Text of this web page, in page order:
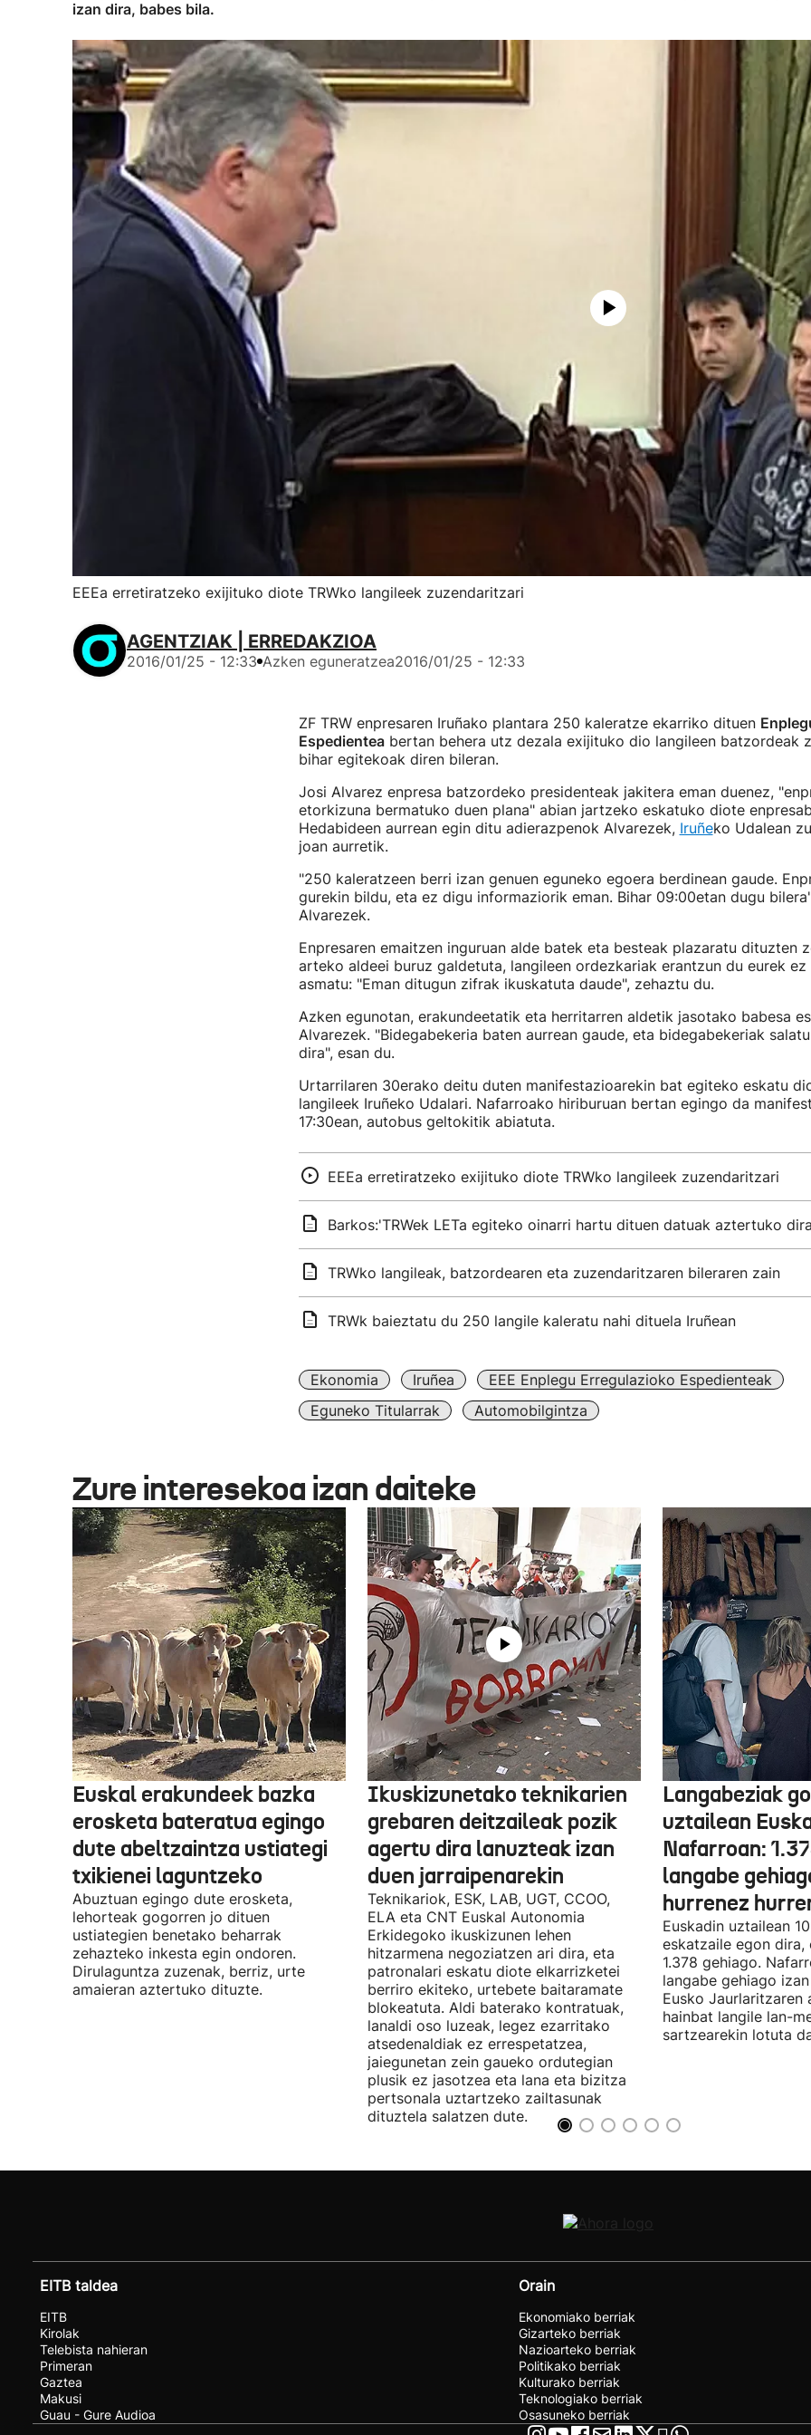
izan dira, babes bila.
EEEa erretiratzeko exijituko diote TRWko langileek zuzendaritzari
AGENTZIAK | ERREDAKZIOA
2016/01/25 - 12:33 Azken eguneratzea2016/01/25 - 12:33
ZF TRW enpresaren Iruñako plantara 250 kaleratze ekarriko dituen
Espedienteabertan behera utz dezala exijituko dio langileen batzordeak
bihar egitekoak diren bileran.
Josi Alvarez enpresa batzordeko presidenteak jakitera eman duenez,
etorkizuna bermatuko duen plana" abian jartzeko eskatuko diote
Hedabideen aurrean egin ditu adierazpenok Alvarezek, Iruñeko Udalean
joan aurretik.
"250 kaleratzeen berri izan genuen eguneko egoera berdinean gaude.
gurekin bildu, eta ez digu informaziorik eman. Bihar 09:00etan dugu
Alvarezek.
Enpresaren emaitzen inguruan alde batek eta besteak plazaratu dituzten
arteko aldeei buruz galdetuta, langileen ordezkariak erantzun du eurek
asmatu: "Eman ditugun zifrak ikuskatuta daude", zehaztu du.
Azken egunotan, erakundeetatik eta herritarren aldetik jasotako babesa
Alvarezek. "Bidegabekeria baten aurrean gaude, eta bidegabekeriak
dira", esan du.
Urtarrilaren 30erako deitu duten manifestazioarekin bat egiteko eskatu
langileek Iruñeko Udalari. Nafarroako hiriburuan bertan egingo da
17:30ean, autobus geltokitik abiatuta.
EEEa erretiratzeko exijituko diote TRWko langileek zuzendaritzari
Barkos:'TRWek LETa egiteko oinarri hartu dituen datuak aztertuko
TRWko langileak, batzordearen eta zuzendaritzaren bileraren zain
TRWk baieztatu du 250 langile kaleratu nahi dituela Iruñean
Ekonomia Iruñea
EEE Enplegu Erregulazioko Espedienteak
Eguneko Titularrak
Automobilgintza
Zure interesekoa izan daiteke
Euskal erakundeek bazka
erosketa bateratua egingo
dute abeltzaintza ustiategi
txikienei laguntzeko
Abuztuan egingo dute erosketa,
lehorteak gogorren jo dituen
ustiategien benetako beharrak
zehazteko inkesta egin ondoren.
Dirulaguntza zuzenak, berriz, urte
amaieran aztertuko dituzte.
Ikuskizunetako teknikarien
grebaren deitzaileak pozik
agertu dira lanuzteak izan
duen jarraipenarekin
Teknikariok, ESK, LAB, UGT, CCOO,
ELA eta CNT Euskal Autonomia
Erkidegoko ikuskizunen lehen
hitzarmena negoziatzen ari dira, eta
patronalari eskatu diote elkarrizketei
berriro ekiteko, urtebete baitaramate
blokeatuta. Aldi baterako kontratuak,
lanaldi oso luzeak, legez ezarritako
atsedenaldiak ez errespetatzea,
jaiegunetan zein gaueko ordutegian
plusik ez jasotzea eta lana eta bizitza
pertsonala uztartzeko zailtasunak
dituztela salatzen dute.
Langabeziak
uztailean
Nafarroan:
langabe
hurrenez
Euskadin uztailean
eskatzaile egon dira,
1.378 gehiago.
langabe gehiago
Eusko Jaurlaritzaren
hainbat langile lan-
sartzearekin lotuta
EITB taldea
EITB
Kirolak
Telebista nahieran
Primeran
Gaztea
Makusi
Guau - Gure Audioa
Orain
Ekonomiako berriak
Gizarteko berriak
Nazioarteko berriak
Politikako berriak
Kulturako berriak
Teknologiako berriak
Osasuneko berriak